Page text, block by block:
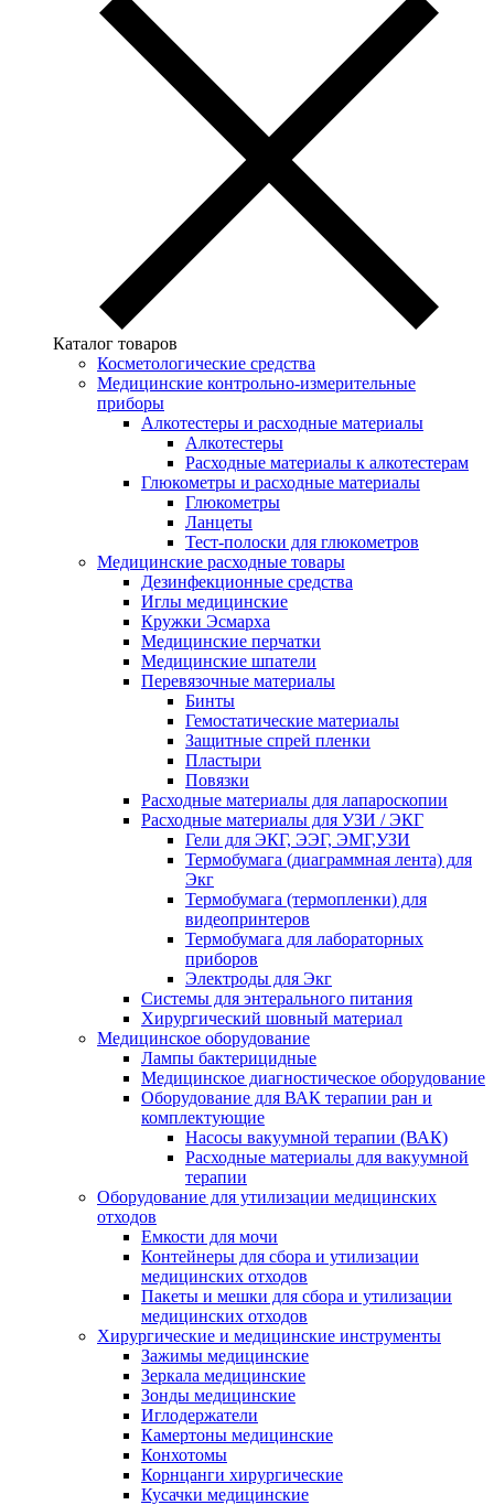
Каталог товаров
Косметологические средства
Медицинские контрольно-измерительные
приборы
Алкотестеры и расходные материалы
Алкотестеры
Расходные материалы к алкотестерам
Глюкометры и расходные материалы
Глюкометры
Ланцеты
Тест-полоски для глюкометров
Медицинские расходные товары
Дезинфекционные средства
Иглы медицинские
Кружки Эсмарха
Медицинские перчатки
Медицинские шпатели
Перевязочные материалы
Бинты
Гемостатические материалы
Защитные спрей пленки
Пластыри
Повязки
Расходные материалы для лапароскопии
Расходные материалы для УЗИ / ЭКГ
Гели для ЭКГ, ЭЭГ, ЭМГ,УЗИ
Термобумага (диаграммная лента) для
Экг
Термобумага (термопленки) для
видеопринтеров
Термобумага для лабораторных
приборов
Электроды для Экг
Системы для энтерального питания
Хирургический шовный материал
Медицинское оборудование
Лампы бактерицидные
Медицинское диагностическое оборудование
Оборудование для ВАК терапии ран и
комплектующие
Насосы вакуумной терапии (ВАК)
Расходные материалы для вакуумной
терапии
Оборудование для утилизации медицинских
отходов
Емкости для мочи
Контейнеры для сбора и утилизации
медицинских отходов
Пакеты и мешки для сбора и утилизации
медицинских отходов
Хирургические и медицинские инструменты
Зажимы медицинские
Зеркала медицинские
Зонды медицинские
Иглодержатели
Камертоны медицинские
Конхотомы
Корнцанги хирургические
Кусачки медицинские